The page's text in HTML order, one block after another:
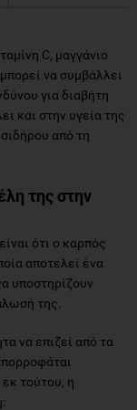
C, μαγγάνιο
να συμβάλλει
για διαβήτη
και στην υγεία της
από τη
της στην
ότι ο καρπός
αποτελεί ένα
υποστηρίζουν
της.
να επιζεί από τα
τούτου, η